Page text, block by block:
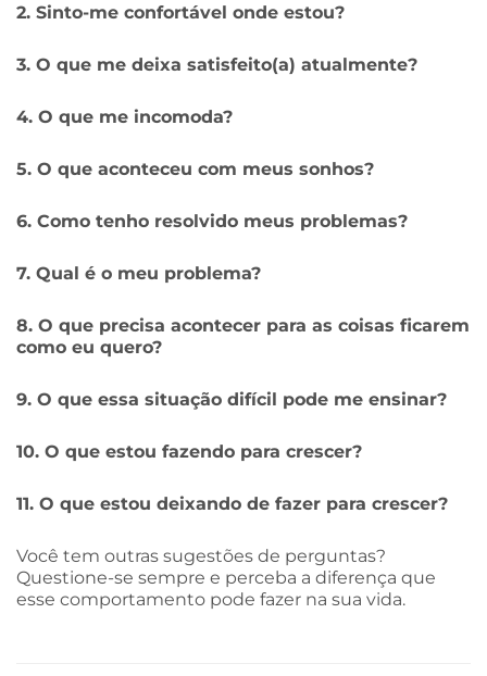
2. Sinto-me confortável onde estou?
3. O que me deixa satisfeito(a) atualmente?
4. O que me incomoda?
5. O que aconteceu com meus sonhos?
6. Como tenho resolvido meus problemas?
7. Qual é o meu problema?
8. O que precisa acontecer para as coisas ficarem
como eu quero?
9. O que essa situação difícil pode me ensinar?
10. O que estou fazendo para crescer?
11. O que estou deixando de fazer para crescer?
Você tem outras sugestões de perguntas?
Questione-se sempre e perceba a diferença que
esse comportamento pode fazer na sua vida.